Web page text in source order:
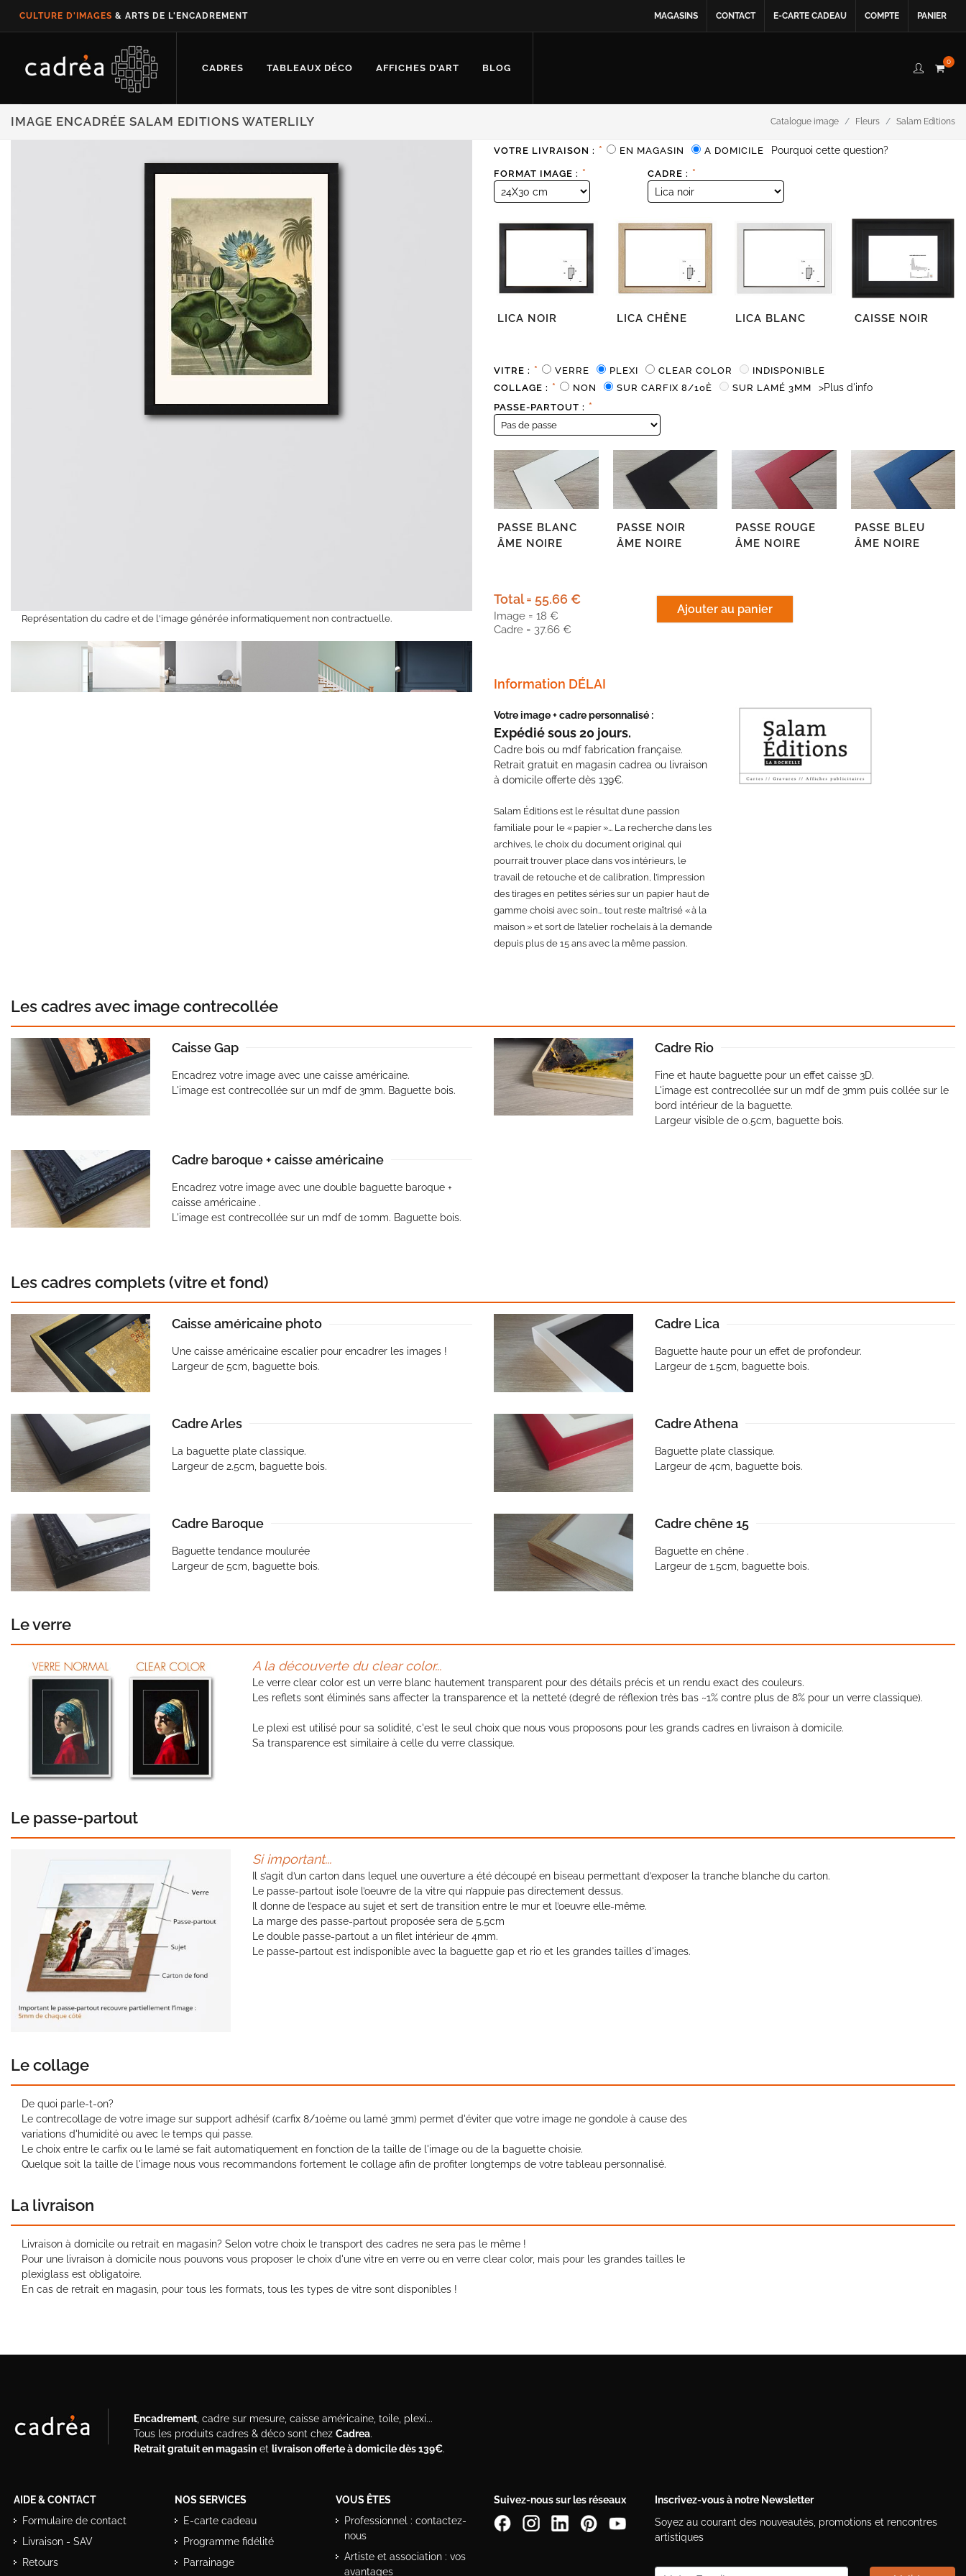
CULTURE D'IMAGES & ARTS DE L'ENCADREMENT MAGASINS CONTACT E-CARTE CADEAU COMPTE PANIER
CADRES TABLEAUX DÉCO AFFICHES D'ART BLOG
0
IMAGE ENCADRÉE SALAM EDITIONS WATERLILY Catalogue image Fleurs Salam Editions
Représentation du cadre et de l'image générée informatiquement non contractuelle.
VOTRE LIVRAISON : * EN MAGASIN A DOMICILE Pourquoi cette question?
FORMAT IMAGE : * CADRE : *
LICA NOIR LICA CHÊNE LICA BLANC CAISSE NOIR
VITRE : * VERRE PLEXI CLEAR COLOR
INDISPONIBLE
COLLAGE : * NON SUR CARFIX 8/10È SUR LAMÉ 3MM >Plus d'info
PASSE-PARTOUT : *
PASSE BLANC
ÂME NOIRE
PASSE NOIR
ÂME NOIRE
PASSE ROUGE
ÂME NOIRE
PASSE BLEU
ÂME NOIRE
Total = 55.66 €
Image = 18 €
Cadre = 37.66 €
Information DÉLAI
Votre image + cadre personnalisé :
Expédié sous 20 jours.
Cadre bois ou mdf fabrication française.
Retrait gratuit en magasin cadrea ou livraison
à domicile offerte dès 139€.
Salam Éditions est le résultat d’une passion
familiale pour le « papier »... La recherche dans les
archives, le choix du document original qui
pourrait trouver place dans vos intérieurs, le
travail de retouche et de calibration, l’impression
des tirages en petites séries sur un papier haut de
gamme choisi avec soin... tout reste maîtrisé « à la
maison » et sort de l’atelier rochelais à la demande
depuis plus de 15 ans avec la même passion.
Les cadres avec image contrecollée
Caisse Gap
Encadrez votre image avec une caisse américaine.
L'image est contrecollée sur un mdf de 3mm. Baguette bois.
Cadre Rio
Fine et haute baguette pour un effet caisse 3D.
L'image est contrecollée sur un mdf de 3mm puis collée sur le
bord intérieur de la baguette.
Largeur visible de 0.5cm, baguette bois.
Cadre baroque + caisse américaine
Encadrez votre image avec une double baguette baroque +
caisse américaine .
L'image est contrecollée sur un mdf de 10mm. Baguette bois.
Les cadres complets (vitre et fond)
Caisse américaine photo
Une caisse américaine escalier pour encadrer les images !
Largeur de 5cm, baguette bois.
Cadre Lica
Baguette haute pour un effet de profondeur.
Largeur de 1.5cm, baguette bois.
Cadre Arles
La baguette plate classique.
Largeur de 2.5cm, baguette bois.
Cadre Athena
Baguette plate classique.
Largeur de 4cm, baguette bois.
Cadre Baroque
Baguette tendance moulurée
Largeur de 5cm, baguette bois.
Cadre chêne 15
Baguette en chêne .
Largeur de 1.5cm, baguette bois.
Le verre
A la découverte du clear color...
Le verre clear color est un verre blanc hautement transparent pour des détails précis et un rendu exact des couleurs.
Les reflets sont éliminés sans affecter la transparence et la netteté (degré de réflexion très bas ~1% contre plus de 8% pour un verre classique).
Le plexi est utilisé pour sa solidité, c'est le seul choix que nous vous proposons pour les grands cadres en livraison à domicile.
Sa transparence est similaire à celle du verre classique.
Le passe-partout
Si important...
Il s’agit d’un carton dans lequel une ouverture a été découpé en biseau permettant d’exposer la tranche blanche du carton.
Le passe-partout isole l’oeuvre de la vitre qui n’appuie pas directement dessus.
Il donne de l’espace au sujet et sert de transition entre le mur et l’oeuvre elle-même.
La marge des passe-partout proposée sera de 5.5cm
Le double passe-partout a un filet intérieur de 4mm.
Le passe-partout est indisponible avec la baguette gap et rio et les grandes tailles d'images.
Le collage
De quoi parle-t-on?
Le contrecollage de votre image sur support adhésif (carfix 8/10ème ou lamé 3mm) permet d'éviter que votre image ne gondole à cause des
variations d'humidité ou avec le temps qui passe.
Le choix entre le carfix ou le lamé se fait automatiquement en fonction de la taille de l'image ou de la baguette choisie.
Quelque soit la taille de l'image nous vous recommandons fortement le collage afin de profiter longtemps de votre tableau personnalisé.
La livraison
Livraison à domicile ou retrait en magasin? Selon votre choix le transport des cadres ne sera pas le même !
Pour une livraison à domicile nous pouvons vous proposer le choix d'une vitre en verre ou en verre clear color, mais pour les grandes tailles le
plexiglass est obligatoire.
En cas de retrait en magasin, pour tous les formats, tous les types de vitre sont disponibles !
Encadrement , cadre sur mesure, caisse américaine, toile, plexi...
Tous les produits cadres & déco sont chez Cadrea.
Retrait gratuit en magasin et livraison offerte à domicile dès 139€.
AIDE & CONTACT
Formulaire de contact
Livraison - SAV
Retours
NOS SERVICES
E-carte cadeau
Programme fidélité
Parrainage
VOUS ÊTES
Professionnel : contactez-
nous
Artiste et association : vos
avantages
Suivez-nous sur les réseaux
Inscrivez-vous à notre Newsletter
Soyez au courant des nouveautés, promotions et rencontres
artistiques